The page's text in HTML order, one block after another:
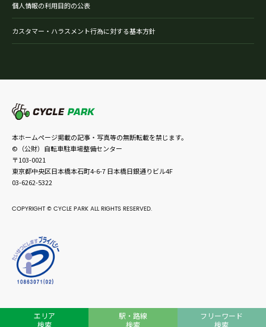
個人情報の利用目的の公表
カスタマー・ハラスメント行為に対する基本方針
本ホームページ掲載の記事・写真等の無断転載を禁じます。
©（公財）自転車駐車場整備センター
〒103-0021
東京都中央区日本橋本石町4-6-7 日本橋日銀通りビル4F
03-6262-5322
COPYRIGHT © CYCLE PARK ALL RIGHTS RESERVED.
エリア
検索
駅・路線
検索
フリーワード
検索